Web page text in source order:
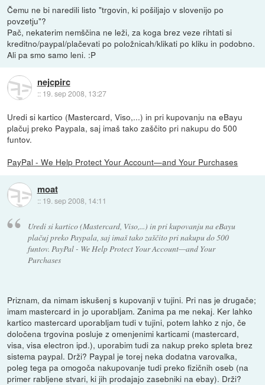
Čemu ne bi naredili listo "trgovin, ki pošiljajo v slovenijo po
povzetju"?
Pač, nekaterim nemščina ne leži, za koga brez veze rihtati si
kreditno/paypal/plačevati po položnicah/klikati po kliku in podobno.
Ali pa smo samo leni. :P
nejcpirc
:: 19. sep 2008, 13:27
Uredi si kartico (Mastercard, Viso,...) in pri kupovanju na eBayu
plačuj preko Paypala, saj imaš tako zaščito pri nakupu do 500
funtov.
PayPal - We Help Protect Your Account—and Your Purchases
moat
:: 19. sep 2008, 14:11
Uredi si kartico (Mastercard, Viso,...) in pri kupovanju na eBayu
plačuj preko Paypala, saj imaš tako zaščito pri nakupu do 500
funtov. PayPal - We Help Protect Your Account—and Your
Purchases
Priznam, da nimam iskušenj s kupovanji v tujini. Pri nas je drugače;
imam mastercard in jo uporabljam. Zanima pa me nekaj. Ker lahko
kartico mastercard uporabljam tudi v tujini, potem lahko z njo, če
določena trgovina posluje z omenjenimi karticami (mastercard,
visa, visa electron ipd.), uporabim tudi za nakup preko spleta brez
sistema paypal. Drži? Paypal je torej neka dodatna varovalka,
poleg tega pa omogoča nakupovanje tudi preko fizičnih oseb (na
primer rabljene stvari, ki jih prodajajo zasebniki na ebay). Drži?